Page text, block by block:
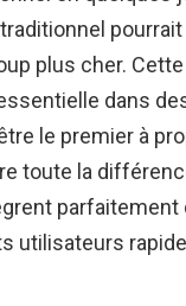
plus cher.
dans
le premier à
toute la
parfaitement
utilisateurs